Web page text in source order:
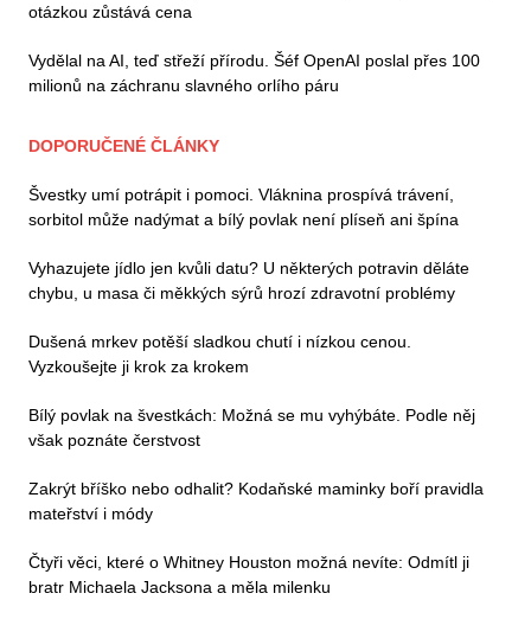
otázkou zůstává cena
Vydělal na AI, teď střeží přírodu. Šéf OpenAI poslal přes 100
milionů na záchranu slavného orlího páru
DOPORUČENÉ ČLÁNKY
Švestky umí potrápit i pomoci. Vláknina prospívá trávení,
sorbitol může nadýmat a bílý povlak není plíseň ani špína
Vyhazujete jídlo jen kvůli datu? U některých potravin děláte
chybu, u masa či měkkých sýrů hrozí zdravotní problémy
Dušená mrkev potěší sladkou chutí i nízkou cenou.
Vyzkoušejte ji krok za krokem
Bílý povlak na švestkách: Možná se mu vyhýbáte. Podle něj
však poznáte čerstvost
Zakrýt bříško nebo odhalit? Kodaňské maminky boří pravidla
mateřství i módy
Čtyři věci, které o Whitney Houston možná nevíte: Odmítl ji
bratr Michaela Jacksona a měla milenku